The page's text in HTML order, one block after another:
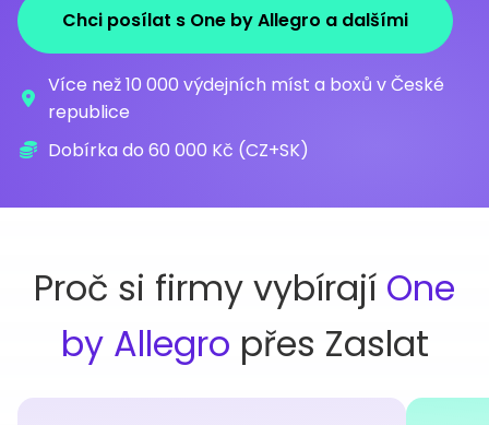
Chci posílat s One by Allegro a dalšími
Více než 10 000 výdejních míst a boxů v České
republice
Dobírka do 60 000 Kč (CZ+SK)
Proč si firmy vybírají One
by Allegro přes Zaslat